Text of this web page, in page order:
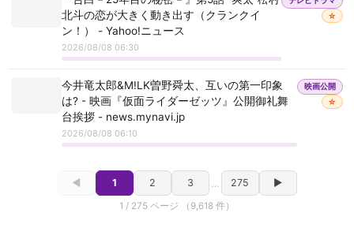
北斗の恋が大きく動き出す（クランクイ
ン！） - Yahoo!ニュース
2026/08/08 06:30
☆
今井竜太郎&M!LK曽野舜太、互いの第一印象
は? - 映画『仮面ライダーゼッツ』公開御礼舞
台挨拶 - news.mynavi.jp
2026/08/08 06:10
映画公開
☆
◀ 1 2 3 … 275 ▶
1 / 275 ページ （9,618 件）